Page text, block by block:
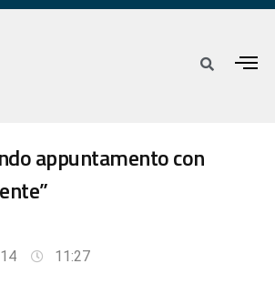
appuntamento con
11:27